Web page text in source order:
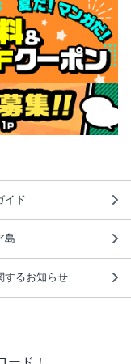
イド
島
するお知らせ